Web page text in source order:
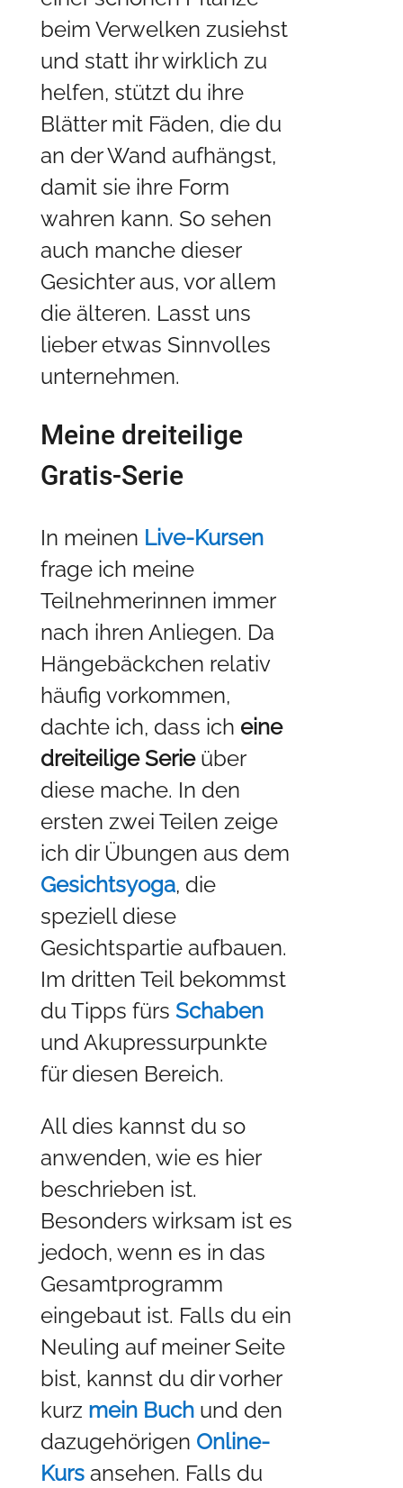
beim Verwelken zusiehst
und statt ihr wirklich zu
helfen, stützt du ihre
Blätter mit Fäden, die du
an der Wand aufhängst,
damit sie ihre Form
wahren kann. So sehen
auch manche dieser
Gesichter aus, vor allem
die älteren. Lasst uns
lieber etwas Sinnvolles
unternehmen.
Meine dreiteilige
Gratis-Serie
In meinen Live-Kursen
frage ich meine
Teilnehmerinnen immer
nach ihren Anliegen. Da
Hängebäckchen relativ
häufig vorkommen,
dachte ich, dass ich eine
dreiteilige Serieüber
diese mache. In den
ersten zwei Teilen zeige
ich dir Übungen aus dem
Gesichtsyoga, die
speziell diese
Gesichtspartie aufbauen.
Im dritten Teil bekommst
du Tipps fürs Schaben
und Akupressurpunkte
für diesen Bereich.
All dies kannst du so
anwenden, wie es hier
beschrieben ist.
Besonders wirksam ist es
jedoch, wenn es in das
Gesamtprogramm
eingebaut ist. Falls du ein
Neuling auf meiner Seite
bist, kannst du dir vorher
kurz mein Buchund den
dazugehörigen Online-
Kursansehen. Falls du